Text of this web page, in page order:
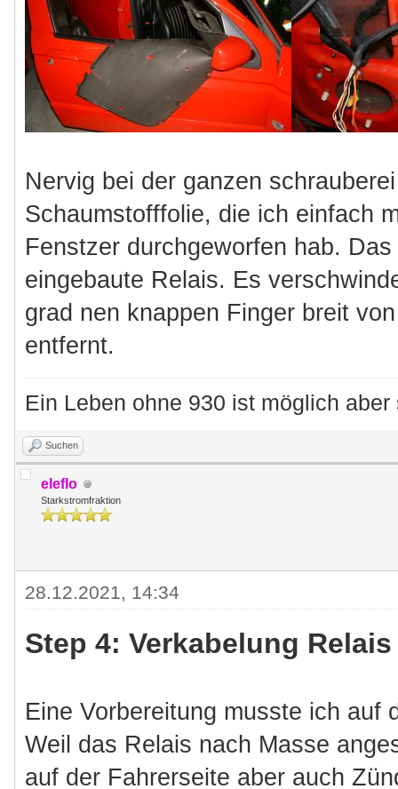
Nervig bei der ganzen
Schaumstofffolie, die ich einfach
Fenstzer durchgeworfen hab.
eingebaute Relais. Es
grad nen knappen Finger breit
entfernt.
Ein Leben ohne 930 ist möglich aber
Suchen
eleflo
Starkstromfraktion
28.12.2021, 14:34
Step 4: Verkabelung
Eine Vorbereitung musste ich auf
Weil das Relais nach Masse
auf der Fahrerseite aber auch